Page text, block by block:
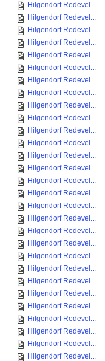
Hilgendorf Redevel...
Hilgendorf Redevel...
Hilgendorf Redevel...
Hilgendorf Redevel...
Hilgendorf Redevel...
Hilgendorf Redevel...
Hilgendorf Redevel...
Hilgendorf Redevel...
Hilgendorf Redevel...
Hilgendorf Redevel...
Hilgendorf Redevel...
Hilgendorf Redevel...
Hilgendorf Redevel...
Hilgendorf Redevel...
Hilgendorf Redevel...
Hilgendorf Redevel...
Hilgendorf Redevel...
Hilgendorf Redevel...
Hilgendorf Redevel...
Hilgendorf Redevel...
Hilgendorf Redevel...
Hilgendorf Redevel...
Hilgendorf Redevel...
Hilgendorf Redevel...
Hilgendorf Redevel...
Hilgendorf Redevel...
Hilgendorf Redevel...
Hilgendorf Redevel...
Hilgendorf Redevel...